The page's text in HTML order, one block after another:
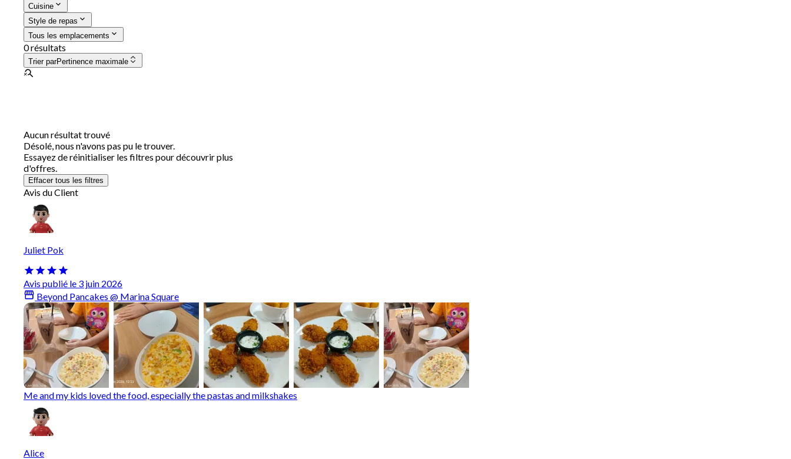
Cuisine
Style de repas
Tous les emplacements
0 résultats
Trier parPertinence maximale
Aucun résultat trouvé
Désolé, nous n'avons pas pu le trouver.
Essayez de réinitialiser les filtres pour découvrir plus
d'offres.
Effacer tous les filtres
Avis du Client
Juliet Pok
Avis publié le 3 juin 2026
Beyond Pancakes @ Marina Square
Me and my kids loved the food, especially the pastas and milkshakes
Alice